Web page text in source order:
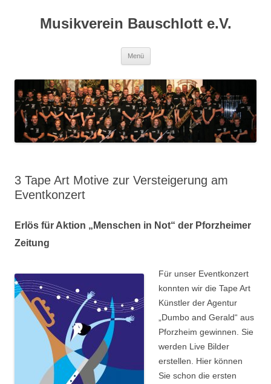
springenMusikverein Bauschlott e.V.
Menü
3 Tape Art Motive zur Versteigerung am
Eventkonzert
Erlös für Aktion „Menschen in Not“ der Pforzheimer
Zeitung
Für unser Eventkonzert
konnten wir die Tape Art
Künstler der Agentur
„Dumbo and Gerald“ aus
Pforzheim gewinnen. Sie
werden Live Bilder
erstellen. Hier können
Sie schon die ersten